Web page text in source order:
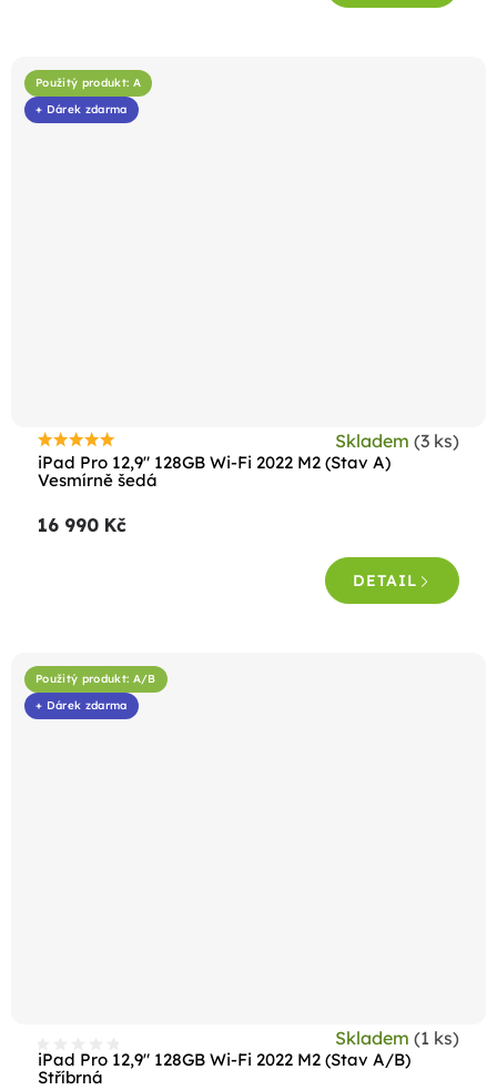
Použitý produkt: A
+ Dárek zdarma
iPad Pro 12,9" 128GB Wi-Fi 2022 M2 (Stav A)
Vesmírně šedá
Průměrné
hodnocení
je
Skladem (3 ks)
16 990 Kč
DETAIL
Použitý produkt: A/B
+ Dárek zdarma
iPad Pro 12,9" 128GB Wi-Fi 2022 M2 (Stav A/B)
Stříbrná
Skladem (1 ks)